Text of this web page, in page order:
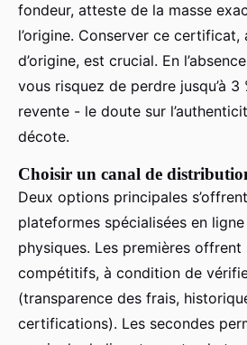
fondeur, atteste de la masse
l’origine. Conserver ce
d’origine, est crucial. En
vous risquez de perdre jusqu’à 3
revente - le doute sur
décote.
Choisir un canal de
Deux options principales
plateformes spécialisées en
physiques. Les premières
compétitifs, à condition de
(transparence des frais,
certifications). Les secondes